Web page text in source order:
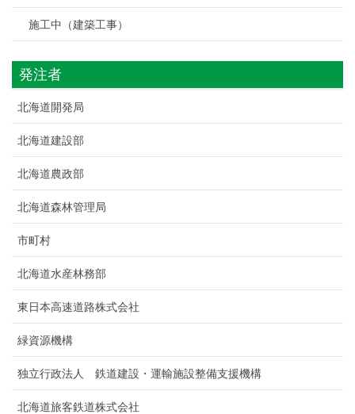
施工中（建築工事）
発注者
北海道開発局
北海道建設部
北海道農政部
北海道森林管理局
市町村
北海道水産林務部
東日本高速道路株式会社
緑資源機構
独立行政法人 鉄道建設・運輸施設整備支援機構
北海道旅客鉄道株式会社